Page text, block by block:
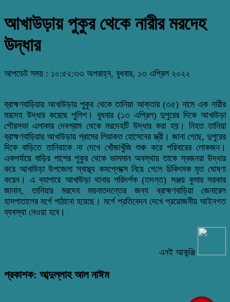
আখাউড়ায় পুকুর থেকে নারীর মরদেহ
উদ্ধার
আপডেট সময় : ১০:৫২:৩৩ অপরাহ্ন, বুধবার, ১৩ এপ্রিল ২০২২
ব্রাহ্মণবাড়িয়ার আখাউড়ায় পুকুর থেকে তানিয়া আক্তার (৩৫) নামে এক নারীর
মরদেহ উদ্ধার করেছে পুলিশ। বুধবার (১৩ এপ্রিল) দুপুরের দিকে আখাউড়া
পৌরসভা এলাকার দেবগ্রাম থেকে মরদেহটি উদ্ধার করা হয়। নিহত তানিয়া
ব্রাহ্মণবাড়িয়ার আখাউড়ায় গ্রামের লিয়াকত হোসেনের স্ত্রী। জানা গেছে, দুপুরের
দিকে বাড়িতে তানিয়াকে না দেখে খোঁজাখুঁজি শুরু করে পরিবারের লোকজন।
একপর্যায়ে বাড়ির পাশের পুকুর থেকে ভাসমান অবস্থায় তাকে স্বজনরা উদ্ধার
করে আখাউড়া উপজেলা স্বাস্থ্য কমপ্লেক্সে নিয়ে গেলে চিকিৎসক মৃত ঘোষণা
করেন। এ ব্যাপারে আখাউড়া থানার পরিদর্শক (তদন্ত) সঞ্জয় কুমার সরকার
জানান, তানিয়ার মরদেহ ময়নাতদন্তের জন্য ব্রাহ্মণবাড়িয়া জেনারেল
হাসপাতালের মর্গে পাঠানো হয়েছে। মর্গে প্রতিবেদন দেখে প্রয়োজনীয় আইনগত
ব্যবস্থা নেওয়া হবে।
এনই আকন্ঞ্জি
প্রকাশক: আব্দুল্লাহ আল নাঈম